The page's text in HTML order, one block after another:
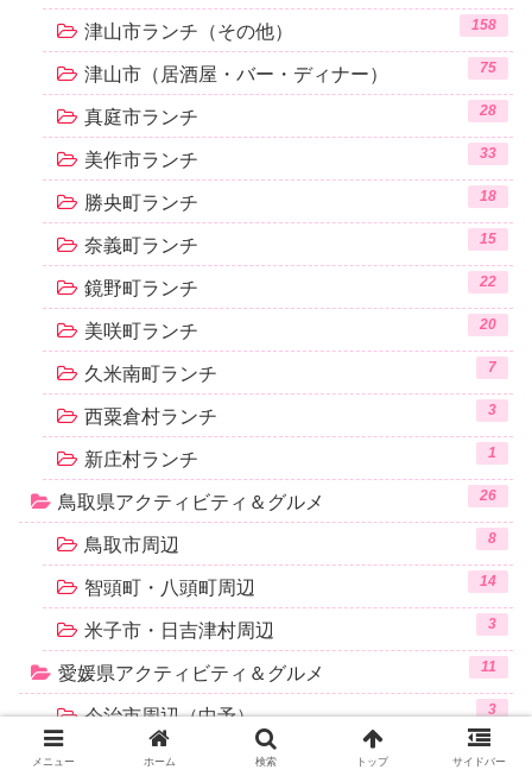
津山市ランチ（その他） 158
津山市（居酒屋・バー・ディナー） 75
真庭市ランチ 28
美作市ランチ 33
勝央町ランチ 18
奈義町ランチ 15
鏡野町ランチ 22
美咲町ランチ 20
久米南町ランチ 7
西粟倉村ランチ 3
新庄村ランチ 1
鳥取県アクティビティ＆グルメ 26
鳥取市周辺 8
智頭町・八頭町周辺 14
米子市・日吉津村周辺 3
愛媛県アクティビティ＆グルメ 11
今治市周辺（中予） 3
新居浜市周辺（東予） 8
メニュー ホーム 検索 トップ サイドバー